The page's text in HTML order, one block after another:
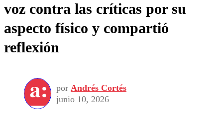
voz contra las críticas por su
aspecto físico y compartió
reflexión
por Andrés Cortés
junio 10, 2026